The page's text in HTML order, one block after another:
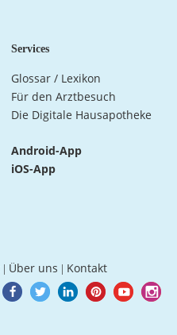
Services
Glossar / Lexikon
Für den Arztbesuch
Die Digitale Hausapotheke
Android-App
iOS-App
Über uns Kontakt